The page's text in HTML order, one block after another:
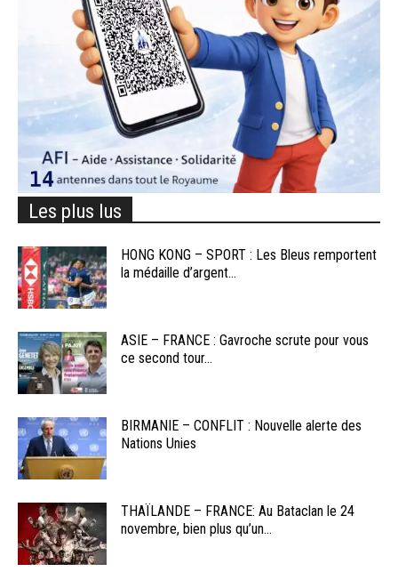
Les plus lus
HONG KONG – SPORT : Les Bleus remportent
la médaille d’argent...
ASIE – FRANCE : Gavroche scrute pour vous
ce second tour...
BIRMANIE – CONFLIT : Nouvelle alerte des
Nations Unies
THAÏLANDE – FRANCE: Au Bataclan le 24
novembre, bien plus qu’un...